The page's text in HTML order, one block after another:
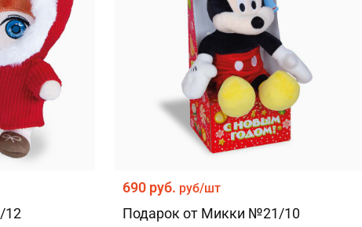
12
690 руб. руб/шт
Подарок от Микки №21/10